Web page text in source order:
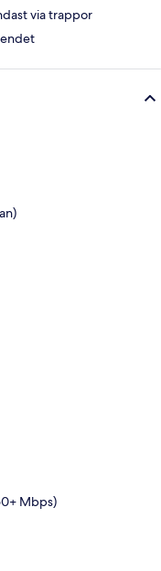
via trappor
Mbps)